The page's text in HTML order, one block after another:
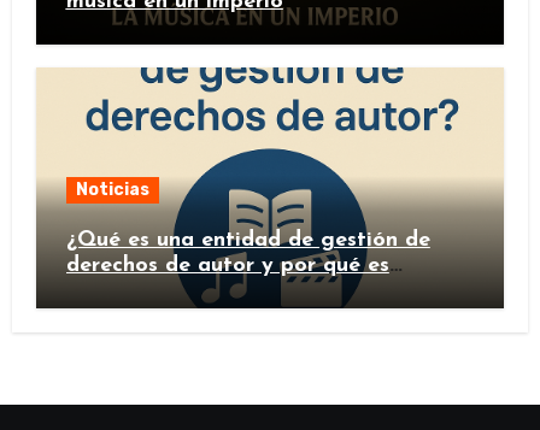
Noticias
¿Qué es una entidad de gestión de
derechos de autor y por qué es
importante?